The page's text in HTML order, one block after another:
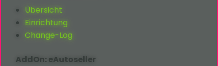
Übersicht
Einrichtung
Change-Log
AddOn: eAutoseller